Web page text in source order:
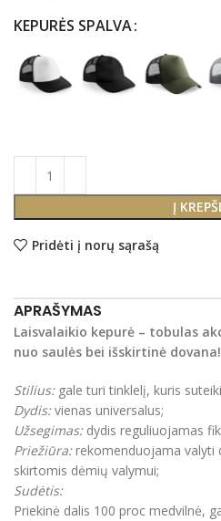
KEPURĖS SPALVA
Į
Pridėti į norų sąrašą
APRAŠYMAS
Laisvalaikio kepurė – tobulas
nuo saulės bei išskirtinė dovana!
Stilius:gale turi tinklelį, kuris
Dydis:vienas universalus;
Užsegimas:dydis reguliuojamas
Priežiūra:rekomenduojama valyti
skirtomis dėmių valymui;
Sudėtis:
Priekinė dalis 100 proc medvilnė,